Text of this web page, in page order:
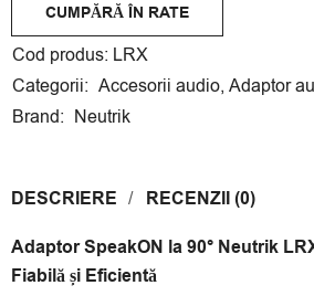
CUMPĂRĂ ÎN RATE
Cumpără acest produs în rate egale
cardul tăuCredit Europe Bank,
Garanti Bank
6,9luni.
4 luni:4 lei/lună
6 luni:2.67 lei/lună
Cod produs: LRX
Categorii: Accesorii audio, Adaptor
Brand: Neutrik
DESCRIERE
RECENZII (0)
Adaptor SpeakON la 90° Neutrik
Fiabilă și Eficientă